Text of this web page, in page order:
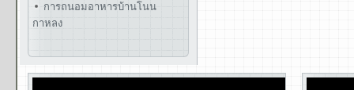
การถนอมอาหารบ้านโนน
กาหลง